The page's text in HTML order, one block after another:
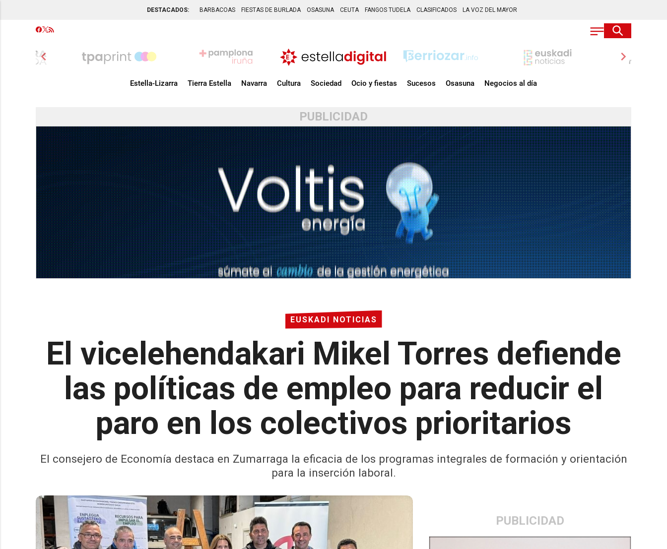
DESTACADOS: BARBACOAS FIESTAS DE BURLADA OSASUNA CEUTA FANGOS TUDELA CLASIFICADOS LA VOZ DEL MAYOR
chevron_left chevron_right
Estella-Lizarra Tierra Estella Navarra Cultura Sociedad Ocio y fiestas Sucesos Osasuna Negocios al día
PUBLICIDAD
EUSKADI NOTICIAS
El vicelehendakari Mikel Torres defiende
las políticas de empleo para reducir el
paro en los colectivos prioritarios
El consejero de Economía destaca en Zumarraga la eficacia de los programas integrales de formación y orientación
para la inserción laboral.
PUBLICIDAD